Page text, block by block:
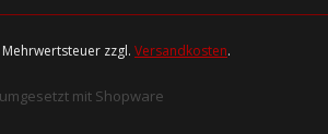
zzgl. Versandkosten.
mit Shopware